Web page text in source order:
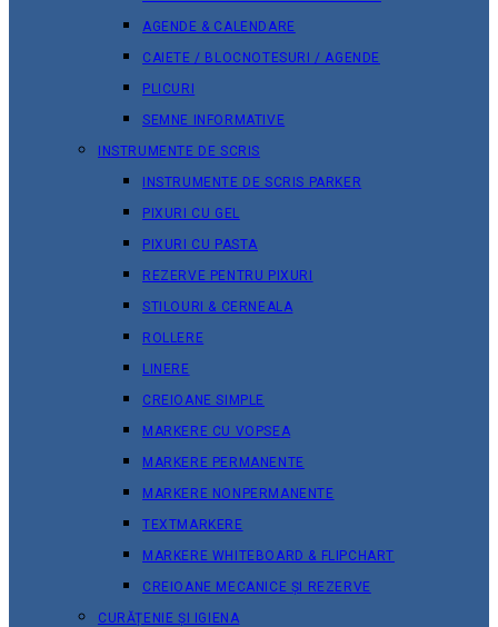
AGENDE & CALENDARE
CAIETE / BLOCNOTESURI / AGENDE
PLICURI
SEMNE INFORMATIVE
INSTRUMENTE DE SCRIS
INSTRUMENTE DE SCRIS PARKER
PIXURI CU GEL
PIXURI CU PASTA
REZERVE PENTRU PIXURI
STILOURI & СERNEALA
ROLLERE
LINERE
CREIOANE SIMPLE
MARKERE CU VOPSEA
MARKERE PERMANENTE
MARKERE NONPERMANENTE
TEXTMARKERE
MARKERE WHITEBOARD & FLIPCHART
CREIOANE MECANICE ȘI REZERVE
CURĂȚENIE ȘI IGIENA